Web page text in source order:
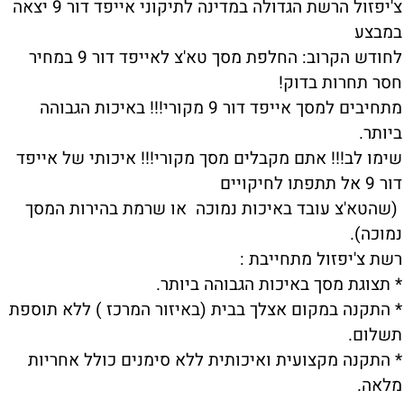
צ'יפזול הרשת הגדולה במדינה לתיקוני אייפד דור 9 יצאה
במבצע
לחודש הקרוב: החלפת מסך טא'צ לאייפד דור 9 במחיר
חסר תחרות בדוק!
מתחיבים למסך אייפד דור 9 מקורי!!! באיכות הגבוהה
ביותר.
שימו לב!!! אתם מקבלים מסך מקורי!!! איכותי של אייפד
דור 9 אל תתפתו לחיקויים
(שהטא'צ עובד באיכות נמוכה או שרמת בהירות המסך
נמוכה).
רשת צ'יפזול מתחייבת :
* תצוגת מסך באיכות הגבוהה ביותר.
* התקנה במקום אצלך בבית (באיזור המרכז ) ללא תוספת
תשלום.
* התקנה מקצועית ואיכותית ללא סימנים כולל אחריות
מלאה.